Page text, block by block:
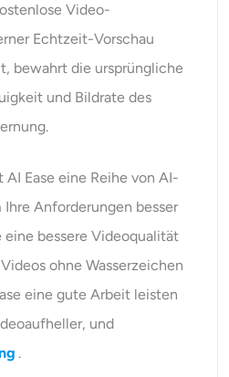
Video-
Echtzeit-Vorschau
bewahrt die ursprüngliche
und Bildrate des
Ease eine Reihe von AI-
Anforderungen besser
eine bessere Videoqualität
ohne Wasserzeichen
eine gute Arbeit leisten
und
.